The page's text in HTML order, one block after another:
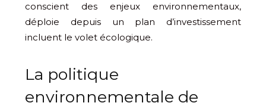
conscient des enjeux environnementaux,
déploie depuis un plan d’investissement
incluent le volet écologique.
La politique
environnementale de